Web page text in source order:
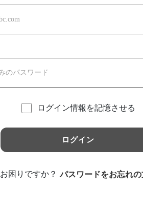
ログイン情報を記憶させる
ログイン
お困りですか？ パスワードをお忘れの